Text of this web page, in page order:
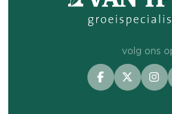
Specialist
misschien een paar stukjes
afgelopen jaren?
volg ons